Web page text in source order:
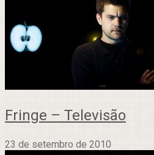
Fringe – Televisão
23 de setembro de 2010